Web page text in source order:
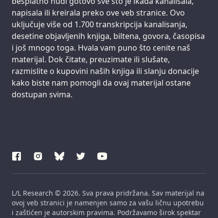
napisala ili kreirala preko ove veb stranice. Ovo
uključuje više od 1.700 transkripcija kanalisanja,
desetine objavljenih knjiga, biltena, govora, časopisa
i još mnogo toga. Hvala vam puno što cenite naš
materijal. Dok čitate, preuzimate ili slušate,
razmislite o kupovini naših knjiga ili slanju donacije
kako biste nam pomogli da ovaj materijal ostane
dostupan svima.
L/L Research © 2026. Sva prava pridržana. Sav materijal na
ovoj veb stranici je namenjen samo za vašu ličnu upotrebu
i zaštićen je autorskim pravima. Podržavamo širok spektar